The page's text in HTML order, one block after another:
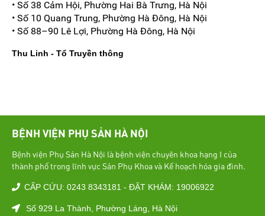
• Số 38 Cảm Hội, Phường Hai Bà Trưng, Hà Nội
• Số 10 Quang Trung, Phường Hà Đông, Hà Nội
• Số 88–90 Lê Lợi, Phường Hà Đông, Hà Nội
Thu Linh - Tổ Truyền thông
BỆNH VIỆN PHỤ SẢN HÀ NỘI
Bệnh viện Phụ Sản Hà Nội là bệnh viện chuyên khoa hạng I của
thành phố trong lĩnh vực Sản Phụ Khoa và Kế hoạch hóa gia đình.
CẤP CỨU: 0243 8343181 - ĐẶT KHÁM: 19006922
Số 929 La Thành, Phường Láng, Hà Nội